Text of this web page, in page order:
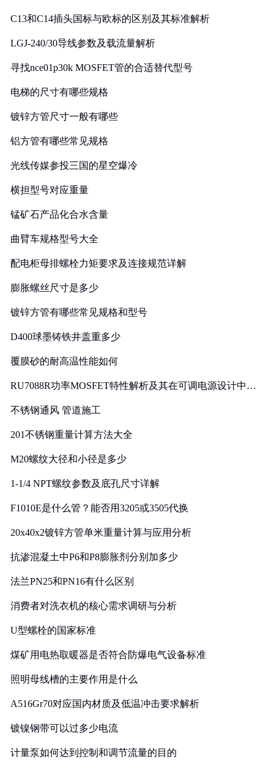
C13和C14插头国标与欧标的区别及其标准解析
LGJ-240/30导线参数及载流量解析
寻找nce01p30k MOSFET管的合适替代型号
电梯的尺寸有哪些规格
镀锌方管尺寸一般有哪些
铝方管有哪些常见规格
光线传媒参投三国的星空爆冷
横担型号对应重量
锰矿石产品化合水含量
曲臂车规格型号大全
配电柜母排螺栓力矩要求及连接规范详解
膨胀螺丝尺寸是多少
镀锌方管有哪些常见规格和型号
D400球墨铸铁井盖重多少
覆膜砂的耐高温性能如何
RU7088R功率MOSFET特性解析及其在可调电源设计中的
不锈钢通风 管道施工
201不锈钢重量计算方法大全
M20螺纹大径和小径是多少
1-1/4 NPT螺纹参数及底孔尺寸详解
F1010E是什么管？能否用3205或3505代换
20x40x2镀锌方管单米重量计算与应用分析
抗渗混凝土中P6和P8膨胀剂分别加多少
法兰PN25和PN16有什么区别
消费者对洗衣机的核心需求调研与分析
U型螺栓的国家标准
煤矿用电热取暖器是否符合防爆电气设备标准
照明母线槽的主要作用是什么
A516Gr70对应国内材质及低温冲击要求解析
镀镍钢带可以过多少电流
计量泵如何达到控制和调节流量的目的